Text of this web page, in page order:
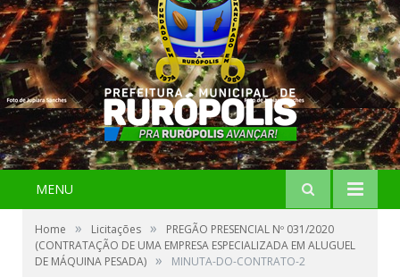
MENU
Home » Licitações »
PREGÃO PRESENCIAL Nº 031/2020
(CONTRATAÇÃO DE UMA EMPRESA ESPECIALIZADA EM ALUGUEL
DE MÁQUINA PESADA) » MINUTA-DO-CONTRATO-2